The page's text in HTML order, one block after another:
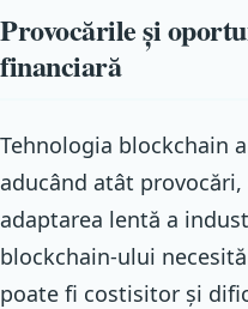
Provocările și
financiară
Tehnologia blockchain
aducând atât
adaptarea lentă a
blockchain-ului
poate fi costisitor și